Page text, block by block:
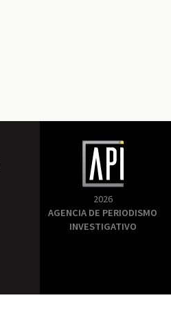
2026
AGENCIA DE PERIODISMO
INVESTIGATIVO